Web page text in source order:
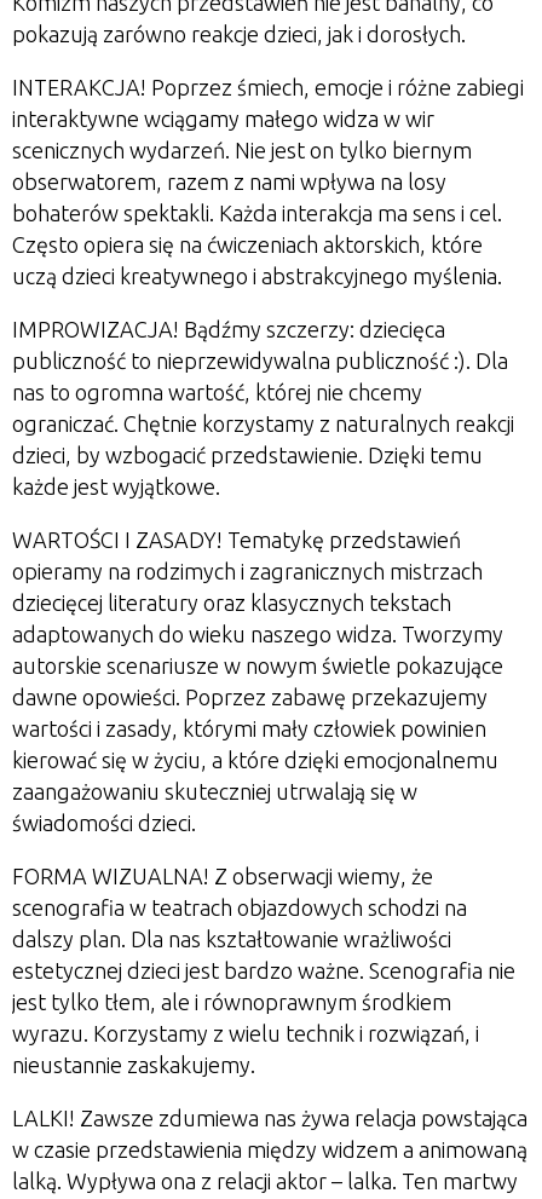
pokazują zarówno reakcje dzieci, jak i dorosłych.
INTERAKCJA! Poprzez śmiech, emocje i różne zabiegi
interaktywne wciągamy małego widza w wir
scenicznych wydarzeń. Nie jest on tylko biernym
obserwatorem, razem z nami wpływa na losy
bohaterów spektakli. Każda interakcja ma sens i cel.
Często opiera się na ćwiczeniach aktorskich, które
uczą dzieci kreatywnego i abstrakcyjnego myślenia.
IMPROWIZACJA! Bądźmy szczerzy: dziecięca
publiczność to nieprzewidywalna publiczność :). Dla
nas to ogromna wartość, której nie chcemy
ograniczać. Chętnie korzystamy z naturalnych reakcji
dzieci, by wzbogacić przedstawienie. Dzięki temu
każde jest wyjątkowe.
WARTOŚCI I ZASADY! Tematykę przedstawień
opieramy na rodzimych i zagranicznych mistrzach
dziecięcej literatury oraz klasycznych tekstach
adaptowanych do wieku naszego widza. Tworzymy
autorskie scenariusze w nowym świetle pokazujące
dawne opowieści. Poprzez zabawę przekazujemy
wartości i zasady, którymi mały człowiek powinien
kierować się w życiu, a które dzięki emocjonalnemu
zaangażowaniu skuteczniej utrwalają się w
świadomości dzieci.
FORMA WIZUALNA! Z obserwacji wiemy, że
scenografia w teatrach objazdowych schodzi na
dalszy plan. Dla nas kształtowanie wrażliwości
estetycznej dzieci jest bardzo ważne. Scenografia nie
jest tylko tłem, ale i równoprawnym środkiem
wyrazu. Korzystamy z wielu technik i rozwiązań, i
nieustannie zaskakujemy.
LALKI! Zawsze zdumiewa nas żywa relacja powstająca
w czasie przedstawienia między widzem a animowaną
lalką. Wypływa ona z relacji aktor – lalka. Ten martwy